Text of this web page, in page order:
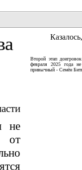
не
от
Второй этап
февраля 2025 года
привычный - Семён